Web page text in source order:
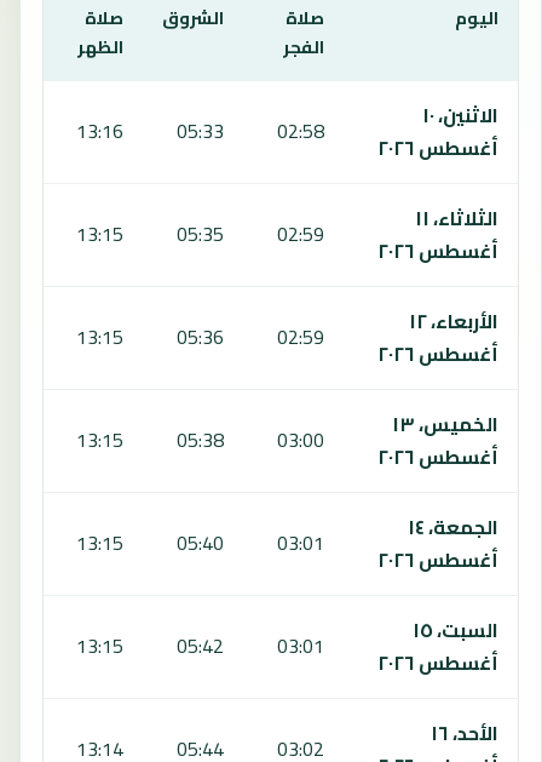
اليوم
صلاة
الفجر
الشروق
صلاة
الظهر
الاثنين، ١٠
أغسطس ٢٠٢٦
02:58
05:33
13:16
الثلاثاء، ١١
أغسطس ٢٠٢٦
02:59
05:35
13:15
الأربعاء، ١٢
أغسطس ٢٠٢٦
02:59
05:36
13:15
الخميس، ١٣
أغسطس ٢٠٢٦
03:00
05:38
13:15
الجمعة، ١٤
أغسطس ٢٠٢٦
03:01
05:40
13:15
السبت، ١٥
أغسطس ٢٠٢٦
03:01
05:42
13:15
الأحد، ١٦
03:02
05:44
13:14